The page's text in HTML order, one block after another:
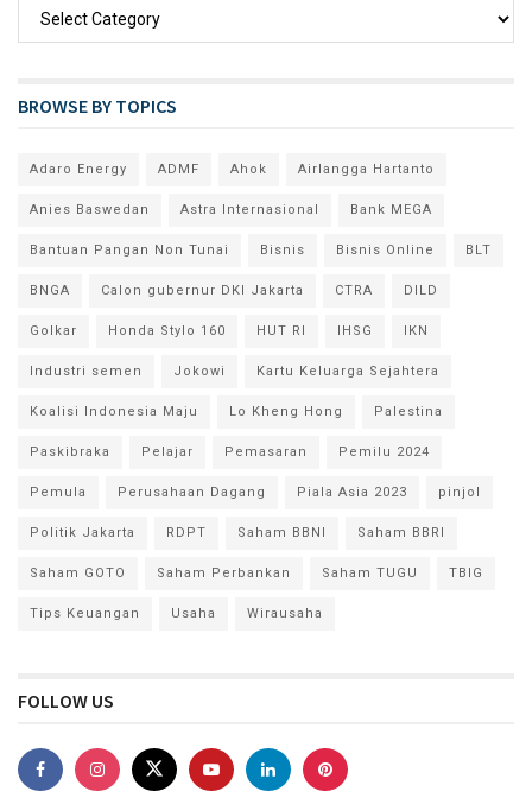
BROWSE BY TOPICS
Adaro Energy ADMF Ahok Airlangga Hartanto
Anies Baswedan Astra Internasional Bank MEGA
Bantuan Pangan Non Tunai Bisnis Bisnis Online BLT
BNGA Calon gubernur DKI Jakarta CTRA DILD
Golkar Honda Stylo 160 HUT RI IHSG IKN
Industri semen Jokowi Kartu Keluarga Sejahtera
Koalisi Indonesia Maju Lo Kheng Hong Palestina
Paskibraka Pelajar Pemasaran Pemilu 2024
Pemula Perusahaan Dagang Piala Asia 2023 pinjol
Politik Jakarta RDPT Saham BBNI Saham BBRI
Saham GOTO Saham Perbankan Saham TUGU TBIG
Tips Keuangan Usaha Wirausaha
FOLLOW US